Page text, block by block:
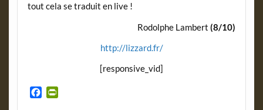
tout cela se traduit en live !
Rodolphe Lambert(8/10)
http://lizzard.fr/
[responsive_vid]